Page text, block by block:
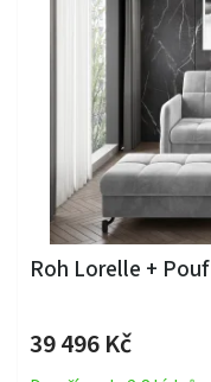
Roh Lorelle + Pouf
39 496 Kč